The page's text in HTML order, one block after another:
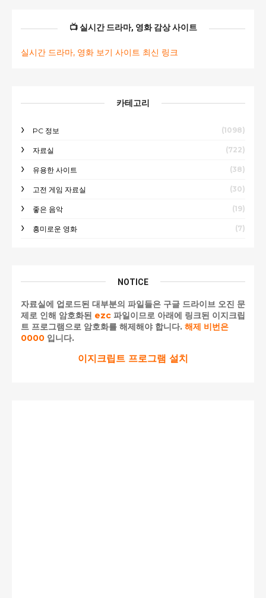
📺 실시간 드라마, 영화 감상 사이트
실시간 드라마, 영화 보기 사이트 최신 링크
카테고리
PC 정보 (1098)
자료실 (722)
유용한 사이트 (38)
고전 게임 자료실 (30)
좋은 음악 (19)
흥미로운 영화 (7)
NOTICE
자료실에 업로드된 대부분의 파일들은 구글 드라이브 오진 문
제로 인해 암호화된 ezc 파일이므로 아래에 링크된 이지크립
트 프로그램으로 암호화를 해제해야 합니다. 해제 비번은
0000 입니다.
이지크립트 프로그램 설치